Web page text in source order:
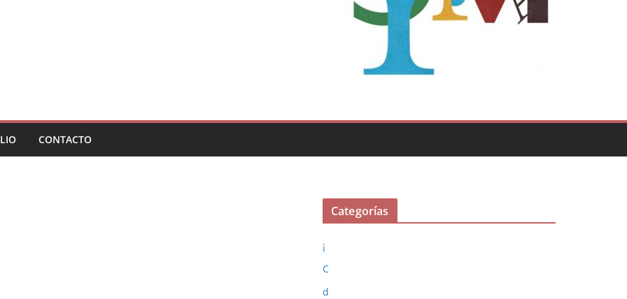
CONTACTO
Categorías
¡
C
d